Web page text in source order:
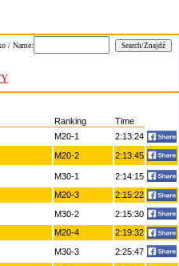
/ Name:
Ranking
Time
M20-1
2:13:24
M20-2 2:13:45
M30-1
2:14:15
M20-3
2:15:22
M30-2
2:15:30
M20-4
2:19:32
M30-3 2:25:47